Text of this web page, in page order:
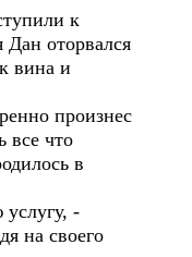
к
Дан оторвался
вина и
произнес
все что
в
-
на своего